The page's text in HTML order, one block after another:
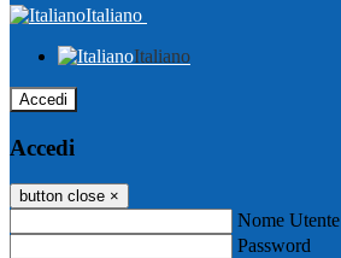
Italiano
Italiano
Accedi
Accedi
button close ×
Nome Utente
Password